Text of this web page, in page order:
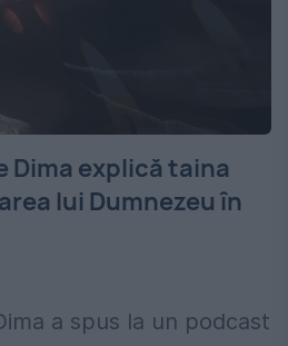
Dima explică taina
lui Dumnezeu în
a spus la un podcast